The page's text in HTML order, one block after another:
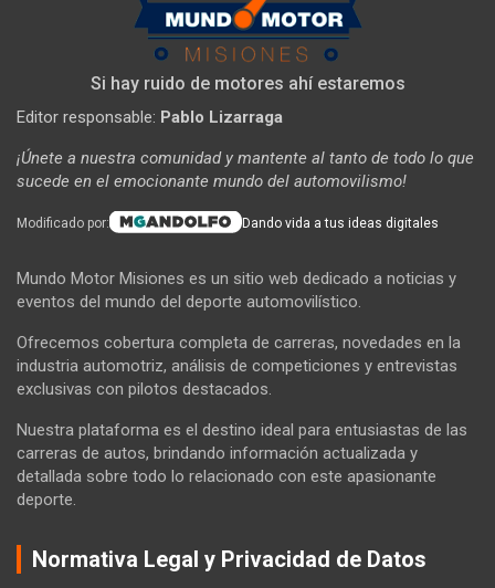
Si hay ruido de motores ahí estaremos
Editor responsable: Pablo Lizarraga
¡Únete a nuestra comunidad y mantente al tanto de todo lo que
sucede en el emocionante mundo del automovilismo!
Modificado por: Dando vida a tus ideas digitales
Mundo Motor Misiones es un sitio web dedicado a noticias y
eventos del mundo del deporte automovilístico.
Ofrecemos cobertura completa de carreras, novedades en la
industria automotriz, análisis de competiciones y entrevistas
exclusivas con pilotos destacados.
Nuestra plataforma es el destino ideal para entusiastas de las
carreras de autos, brindando información actualizada y
detallada sobre todo lo relacionado con este apasionante
deporte.
Normativa Legal y Privacidad de Datos